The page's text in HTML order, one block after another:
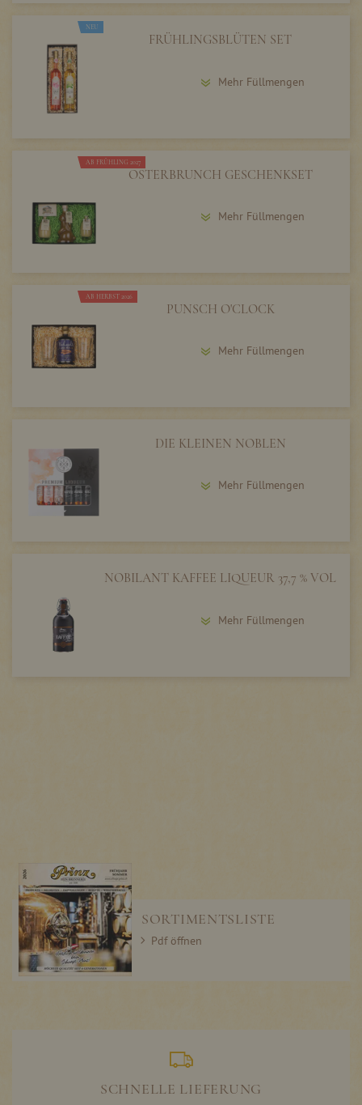
NEU
FRÜHLINGSBLÜTEN SET
Mehr Füllmengen
AB FRÜHLING 2027
OSTERBRUNCH GESCHENKSET
Mehr Füllmengen
AB HERBST 2026
PUNSCH O'CLOCK
Mehr Füllmengen
DIE KLEINEN NOBLEN
Mehr Füllmengen
NOBILANT KAFFEE LIQUEUR 37,7 % VOL
Mehr Füllmengen
SORTIMENTSLISTE
Pdf öffnen
SCHNELLE LIEFERUNG